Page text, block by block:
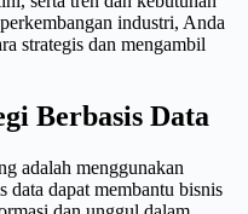
industri, Anda
strategis dan mengambil
Berbasis Data
adalah menggunakan
data dapat membantu bisnis